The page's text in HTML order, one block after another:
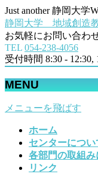
Just another 静岡大学
静岡大学 地域創造
お気軽にお問い合わ
TEL 054‐238-4056
受付時間 8:30 -
MENU
メニューを飛ばす
ホーム
センターについ
各部門の取組み
リンク